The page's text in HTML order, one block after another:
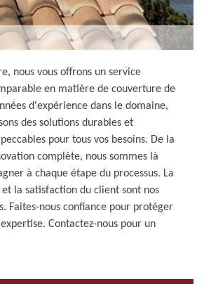
nous vous offrons un service
en matière de couverture de
d'expérience dans le domaine,
des solutions durables et
pour tous vos besoins. De la
complète, nous sommes là
à chaque étape du processus. La
la satisfaction du client sont nos
Faites-nous confiance pour protéger
Contactez-nous pour un